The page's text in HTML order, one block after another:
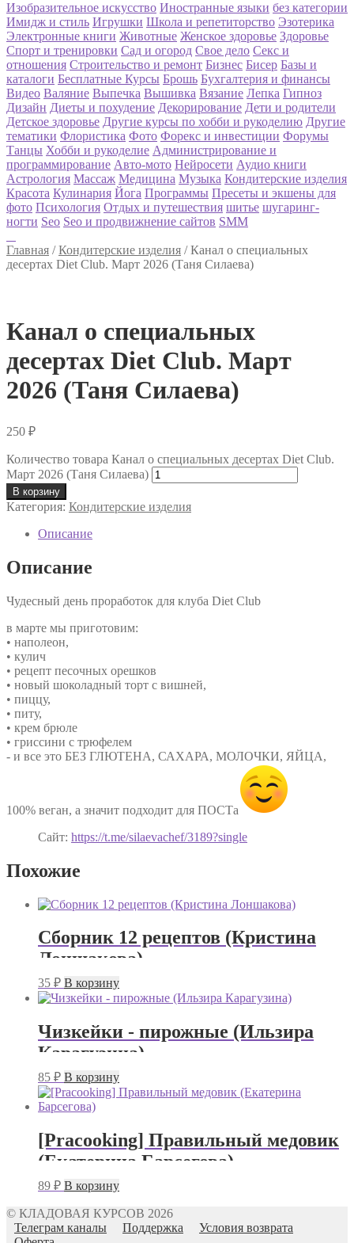
Изобразительное искусство Иностранные языки без категории
Имидж и стиль Игрушки Школа и репетиторство Эзотерика
Электронные книги Животные Женское здоровье Здоровье
Спорт и тренировки Сад и огород Свое дело Секс и
отношения Строительство и ремонт Бизнес Бисер Базы и
каталоги Бесплатные Курсы Брошь Бухгалтерия и финансы
Видео Валяние Выпечка Вышивка Вязание Лепка Гипноз
Дизайн Диеты и похудение Декорирование Дети и родители
Детское здоровье Другие курсы по хобби и рукоделию Другие
тематики Флористика Фото Форекс и инвестиции Форумы
Танцы Хобби и рукоделие Администрирование и
программирование Авто-мото Нейросети Аудио книги
Астрология Массаж Медицина Музыка Кондитерские изделия
Красота Кулинария Йога Программы Пресеты и экшены для
фото Психология Отдых и путешествия шитье шугаринг-
ногти Seo Seo и продвижнение сайтов SMM
Главная /Кондитерские изделия /Канал о специальных
десертах Diet Club. Март 2026 (Таня Силаева)
Канал о специальных
десертах Diet Club. Март
2026 (Таня Силаева)
250 ₽
Количество товара Канал о специальных десертах Diet Club.
Март 2026 (Таня Силаева)
В корзину
Категория: Кондитерские изделия
Описание
Описание
Чудесный день проработок для клуба Diet Club
в марте мы приготовим:
• наполеон,
• кулич
• рецепт песочных орешков
• новый шоколадный торт с вишней,
• пиццу,
• питу,
• крем брюле
• гриссини с трюфелем
- и все это БЕЗ ГЛЮТЕНА, САХАРА, МОЛОЧКИ, ЯЙЦА,
100% веган, а значит подходит для ПОСТа
Сайт: https://t.me/silaevachef/3189?single
Похожие
Сборник 12 рецептов (Кристина
Лоншакова)
35 ₽ В корзину
Чизкейки - пирожные (Ильзира
Карагузина)
85 ₽ В корзину
[Pracooking] Правильный медовик
(Екатерина Барсегова)
89 ₽ В корзину
© КЛАДОВАЯ КУРСОВ 2026
Телеграм каналы
Поддержка
Условия возврата